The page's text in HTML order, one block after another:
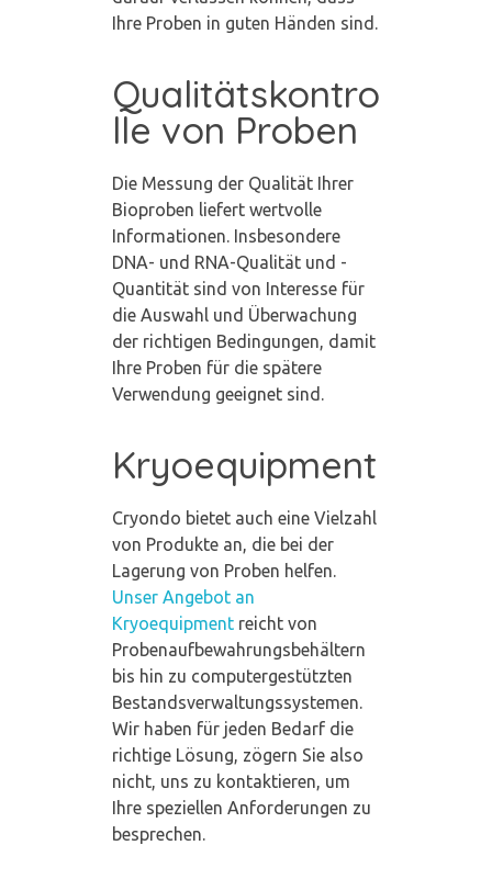
Ihre Proben in guten Händen sind.
Qualitätskontro
lle von Proben
Die Messung der Qualität Ihrer
Bioproben liefert wertvolle
Informationen. Insbesondere
DNA- und RNA-Qualität und -
Quantität sind von Interesse für
die Auswahl und Überwachung
der richtigen Bedingungen, damit
Ihre Proben für die spätere
Verwendung geeignet sind.
Kryoequipment
Cryondo bietet auch eine Vielzahl
von Produkte an, die bei der
Lagerung von Proben helfen.
Unser Angebot an
Kryoequipmentreicht von
Probenaufbewahrungsbehältern
bis hin zu computergestützten
Bestandsverwaltungssystemen.
Wir haben für jeden Bedarf die
richtige Lösung, zögern Sie also
nicht, uns zu kontaktieren, um
Ihre speziellen Anforderungen zu
besprechen.